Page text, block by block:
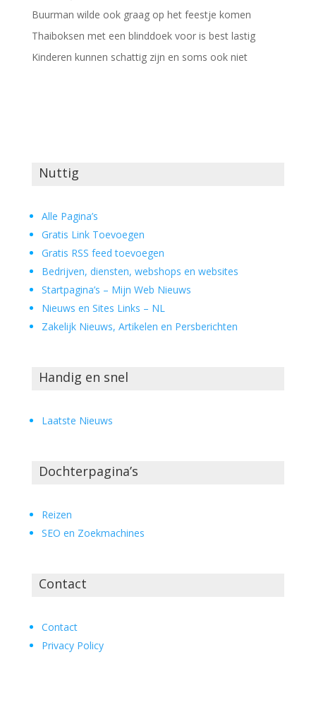
Buurman wilde ook graag op het feestje komen
Thaiboksen met een blinddoek voor is best lastig
Kinderen kunnen schattig zijn en soms ook niet
Nuttig
Alle Pagina’s
Gratis Link Toevoegen
Gratis RSS feed toevoegen
Bedrijven, diensten, webshops en websites
Startpagina’s – Mijn Web Nieuws
Nieuws en Sites Links – NL
Zakelijk Nieuws, Artikelen en Persberichten
Handig en snel
Laatste Nieuws
Dochterpagina’s
Reizen
SEO en Zoekmachines
Contact
Contact
Privacy Policy